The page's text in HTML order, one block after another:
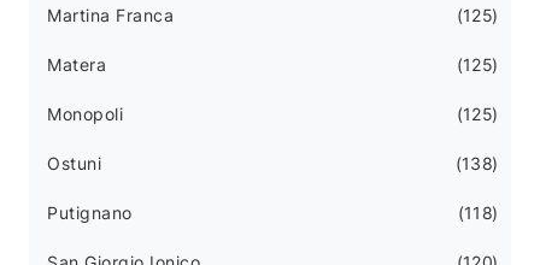
Martina Franca 125
Matera 125
Monopoli 125
Ostuni 138
Putignano 118